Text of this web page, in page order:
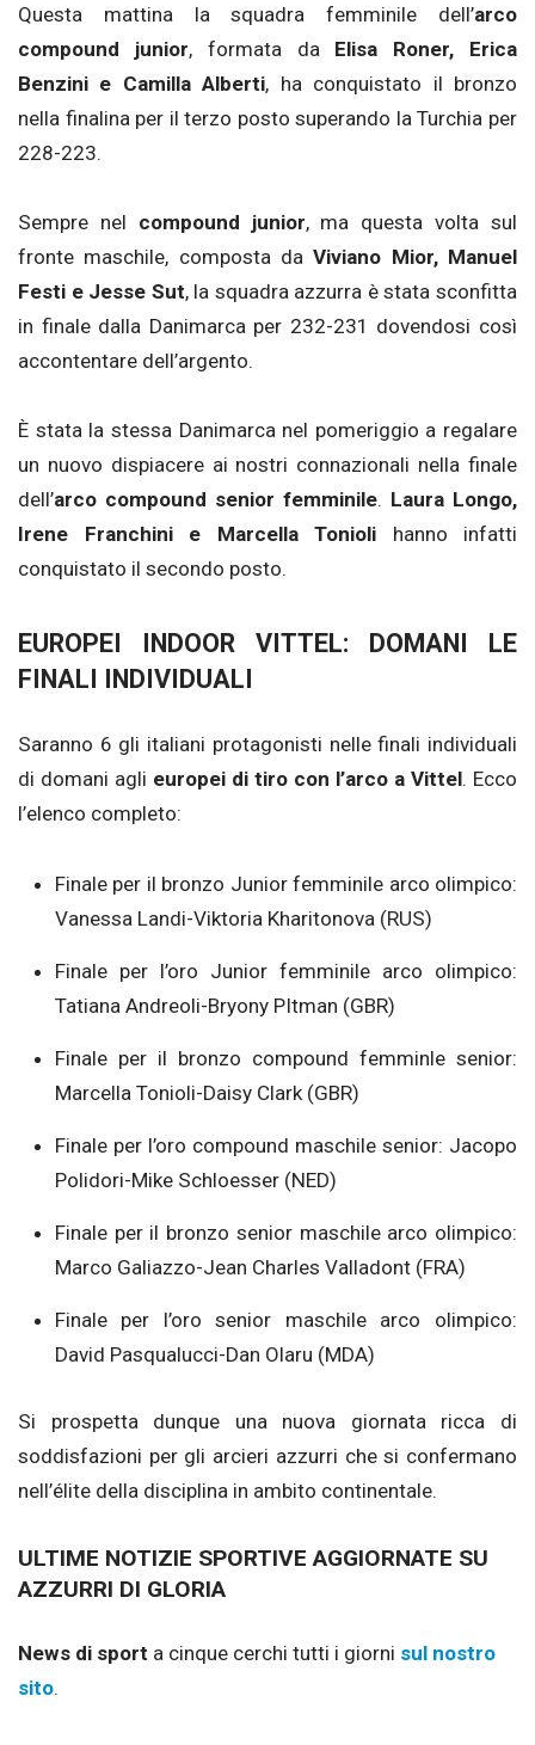
Questa mattina la squadra femminile dell’arco
compound junior, formata da Elisa Roner, Erica
Benzini e Camilla Alberti, ha conquistato il bronzo
nella finalina per il terzo posto superando la Turchia per
228-223.
Sempre nel compound junior, ma questa volta sul
fronte maschile, composta daViviano Mior, Manuel
Festi e Jesse Sut, la squadra azzurra è stata sconfitta
in finale dalla Danimarca per 232-231 dovendosi così
accontentare dell’argento.
È stata la stessa Danimarca nel pomeriggio a regalare
un nuovo dispiacere ai nostri connazionali nella finale
dell’arco compound senior femminile. Laura Longo,
Irene Franchini e Marcella Tonioli hanno infatti
conquistato il secondo posto.
EUROPEI INDOOR VITTEL: DOMANI LE
FINALI INDIVIDUALI
Saranno 6 gli italiani protagonisti nelle finali individuali
di domani agli europei di tiro con l’arco a Vittel. Ecco
l’elenco completo:
Finale per il bronzo Junior femminile arco olimpico:
Vanessa Landi-Viktoria Kharitonova (RUS)
Finale per l’oro Junior femminile arco olimpico:
Tatiana Andreoli-Bryony PItman (GBR)
Finale per il bronzo compound femminle senior:
Marcella Tonioli-Daisy Clark (GBR)
Finale per l’oro compound maschile senior: Jacopo
Polidori-Mike Schloesser (NED)
Finale per il bronzo senior maschile arco olimpico:
Marco Galiazzo-Jean Charles Valladont (FRA)
Finale per l’oro senior maschile arco olimpico:
David Pasqualucci-Dan Olaru (MDA)
Si prospetta dunque una nuova giornata ricca di
soddisfazioni per gli arcieri azzurri che si confermano
nell’élite della disciplina in ambito continentale.
ULTIME NOTIZIE SPORTIVE AGGIORNATE SU
AZZURRI DI GLORIA
News di sport a cinque cerchi tutti i giorni sul nostro
sito.